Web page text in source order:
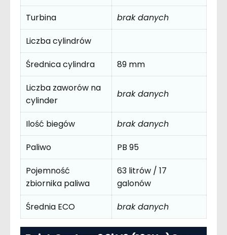
Turbina
brak danych
Liczba cylindrów
Średnica cylindra
89 mm
Liczba zaworów na
cylinder
brak danych
Ilość biegów
brak danych
Paliwo
PB 95
Pojemność
zbiornika paliwa
63 litrów / 17
galonów
Średnia ECO
brak danych